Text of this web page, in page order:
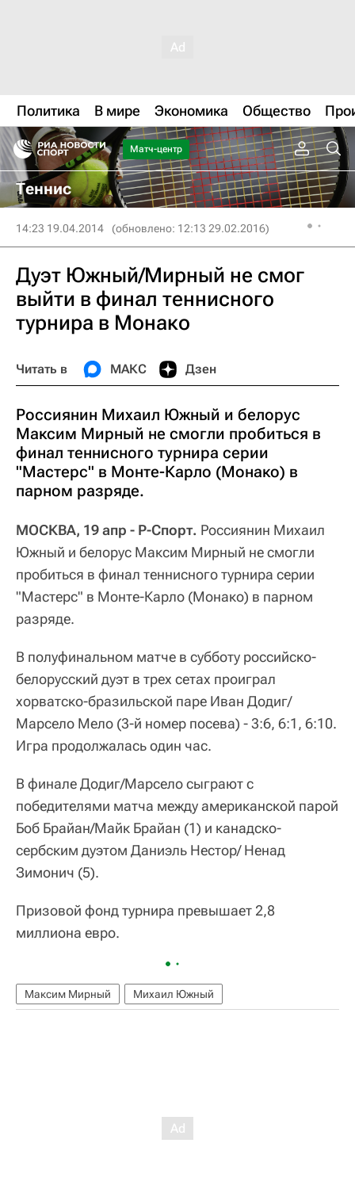
Политика В мире Экономика Общество
Матч-центр
Теннис
14:23 19.04.2014 (обновлено: 12:13 29.02.2016)
Дуэт Южный/Мирный не смог
выйти в финал теннисного
турнира в Монако
Читать в МАКС Дзен
Россиянин Михаил Южный и белорус
Максим Мирный не смогли пробиться в
финал теннисного турнира серии
"Мастерс" в Монте-Карло (Монако) в
парном разряде.
МОСКВА, 19 апр - Р-Спорт. Россиянин Михаил
Южный и белорус Максим Мирный не смогли
пробиться в финал теннисного турнира серии
"Мастерс" в Монте-Карло (Монако) в парном
разряде.
В полуфинальном матче в субботу российско-
белорусский дуэт в трех сетах проиграл
хорватско-бразильской паре Иван Додиг/
Марсело Мело (3-й номер посева) - 3:6, 6:1, 6:10.
Игра продолжалась один час.
В финале Додиг/Марсело сыграют с
победителями матча между американской парой
Боб Брайан/Майк Брайан (1) и канадско-
сербским дуэтом Даниэль Нестор/ Ненад
Зимонич (5).
Призовой фонд турнира превышает 2,8
миллиона евро.
Максим Мирный Михаил Южный